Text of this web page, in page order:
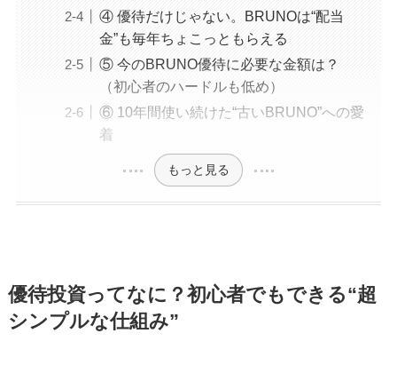
④ 優待だけじゃない。BRUNOは“配当
金”も毎年ちょこっともらえる
⑤ 今のBRUNO優待に必要な金額は？
（初心者のハードルも低め）
⑥ 10年間使い続けた“古いBRUNO”への愛
着
もっと見る
優待投資ってなに？初心者でもできる“超
シンプルな仕組み”